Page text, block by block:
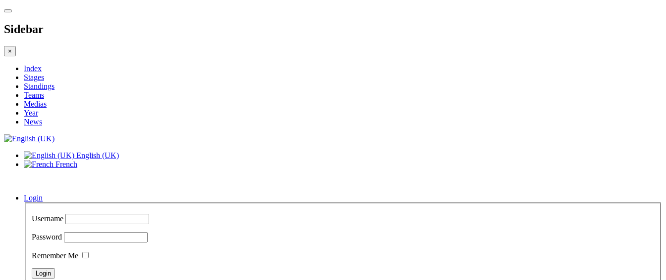
Sidebar
×
Index
Stages
Standings
Teams
Medias
Year
News
English (UK)
French
Login
Username
Password
Remember Me